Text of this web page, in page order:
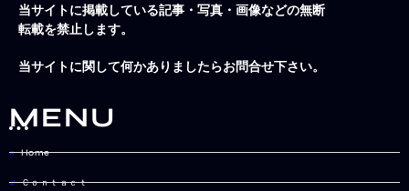
当サイトに掲載している記事・写真・画像などの無断
転載を禁止します。
当サイトに関して何かありましたらお問合せ下さい。
MENU
Home
Ｃｏｎｔａｃｔ